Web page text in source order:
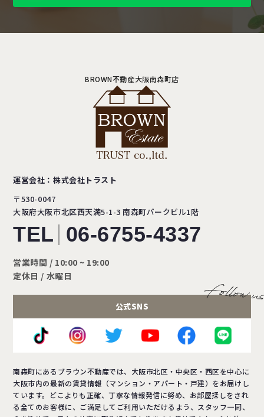
BROWN不動産大阪南森町店
運営会社：株式会社トラスト
〒530-0047
大阪府大阪市北区西天満5-1-3南森町パークビル1階
TEL 06-6755-4337
営業時間 / 10:00 ~ 19:00
定休日 / 水曜日
公式SNS
南森町にあるブラウン不動産では、大阪市北区・中央区・西区を中心に
大阪市内の最新の賃貸情報（マンション・アパート・戸建）をお届けし
ています。どこよりも正確、丁寧な情報発信に努め、お部屋探しをされ
る全てのお客様に、ご満足してご利用いただけるよう、スタッフ一同、